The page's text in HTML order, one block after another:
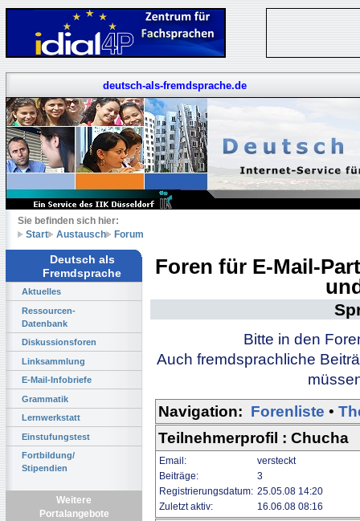
deutsch-als-fremdsprache.de
Sie befinden sich hier:
Start
Austausch Forum
Deutsch als
Fremdsprache
Aktuelles
Ressourcen-
Datenbank
Diskussionsforen
Linksammlung
E-Mail-Infobriefe
Grammatik
Lernwerkstatt
Einstufungstest
Fortbildung/
Stipendien
Weitere
Portalangebote
Foren für E-Mail-
Bitte in den
Auch fremdsprachliche
Navigation: Forenliste •
Teilnehmerprofil : Chucha
Email:
versteckt
Beiträge:
3
Registrierungsdatum: 25.05.08 14:20
Zuletzt aktiv:
16.06.08 08:16